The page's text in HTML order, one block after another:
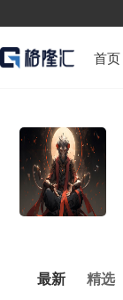
首页
最新 精选